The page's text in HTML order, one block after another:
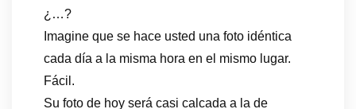
¿…?
Imagine que se hace usted una foto idéntica
cada día a la misma hora en el mismo lugar.
Fácil.
Su foto de hoy será casi calcada a la de